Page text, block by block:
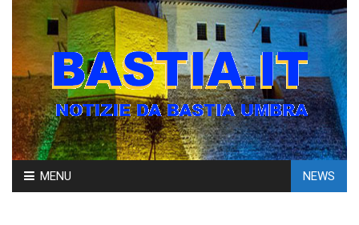
Skip
to
MENU NEWS